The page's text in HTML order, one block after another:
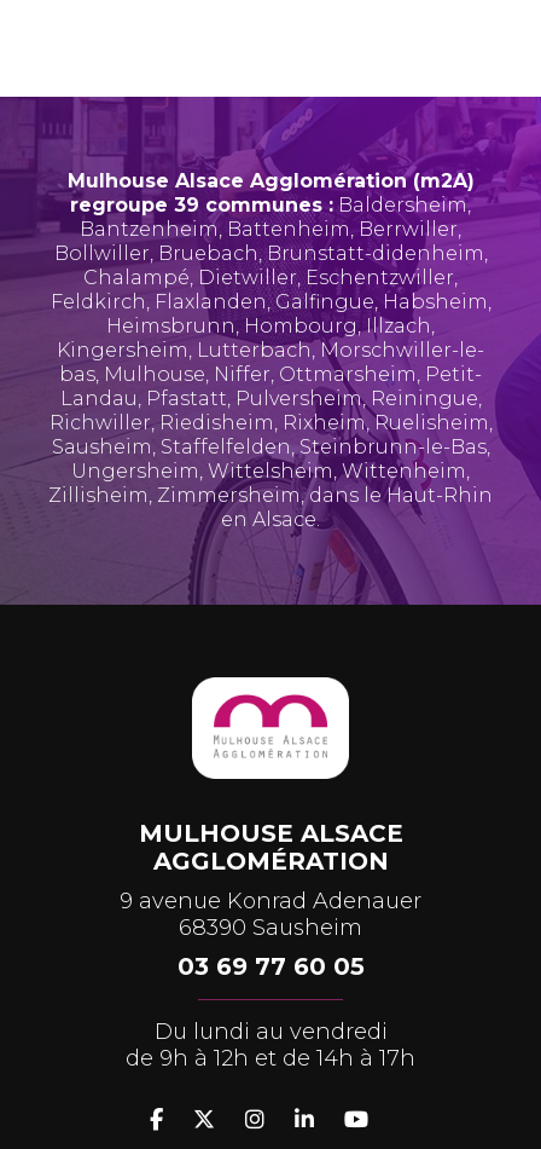
Mulhouse Alsace Agglomération (m2A)
regroupe 39 communes : Baldersheim,
Bantzenheim, Battenheim, Berrwiller,
Bollwiller, Bruebach,Brunstatt-didenheim,
Chalampé, Dietwiller, Eschentzwiller,
Feldkirch, Flaxlanden,Galfingue, Habsheim,
Heimsbrunn, Hombourg,Illzach,
Kingersheim, Lutterbach, Morschwiller-le-
bas, Mulhouse, Niffer, Ottmarsheim, Petit-
Landau, Pfastatt, Pulversheim, Reiningue,
Richwiller, Riedisheim, Rixheim,Ruelisheim,
Sausheim, Staffelfelden, Steinbrunn-le-Bas,
Ungersheim, Wittelsheim,Wittenheim,
Zillisheim, Zimmersheim, dans le Haut-Rhin
en Alsace.
MULHOUSE ALSACE
AGGLOMÉRATION
9 avenue Konrad Adenauer
68390 Sausheim
03 69 77 60 05
Du lundi au vendredi
de 9h à 12h et de 14h à 17h